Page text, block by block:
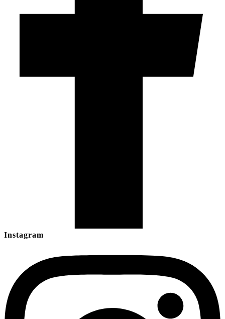
Instagram